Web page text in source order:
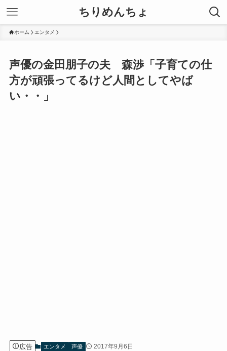
ちりめんちょ
ホーム エンタメ
声優の金田朋子の夫 森渉「子育ての仕
方が頑張ってるけど人間としてやば
い・・」
広告 エンタメ 声優 2017年9月6日